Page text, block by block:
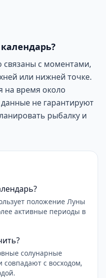
с моментами,
или нижней точке.
на время около
не гарантируют
рыбалку и
положение Луны
активные периоды в
солунарные
с восходом,